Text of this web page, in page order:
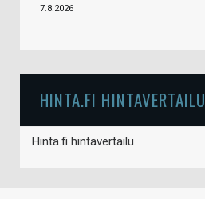
7.8.2026
HINTA.FI HINTAVERTAILU
Hinta.fi hintavertailu